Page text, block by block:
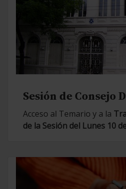
Sesión de Consejo
Acceso al Temario y a la
de la Sesión del Lunes 10